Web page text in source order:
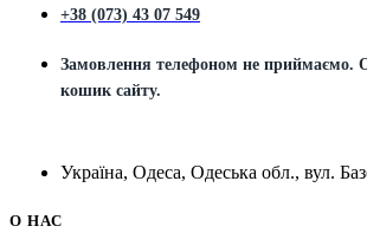
+38 (073) 43 07 549
Замовлення телефоном не приймаємо.
кошик сайту.
Україна, Одеса, Одеська обл., вул.
О НАС